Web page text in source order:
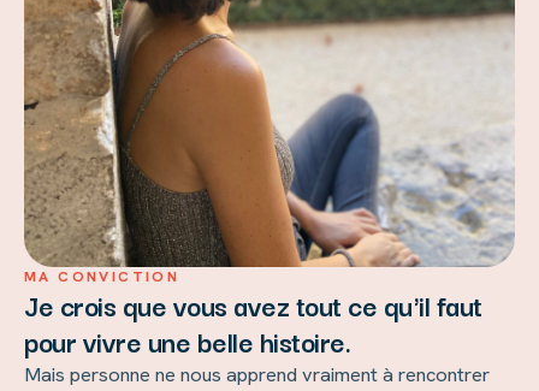
MA CONVICTION
Je crois que vous avez tout ce qu'il faut
pour vivre une belle histoire.
Mais personne ne nous apprend vraiment à rencontrer